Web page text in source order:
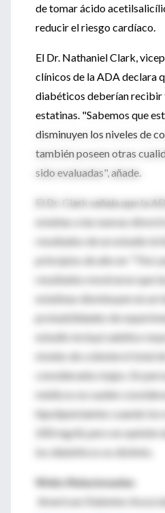
de tomar ácido
reducir el riesgo cardíaco.
El Dr. Nathaniel Clark,
clínicos de la ADA declara
diabéticos deberían
estatinas. "Sabemos que
disminuyen los niveles de
también poseen otras
sido evaluadas", añade.
El Dr. Clark señala que la
estatias a las nuevas
resultados de un estudio
principios de año en "The
resultados mostraron que
estatinas disminuyen en un
probabilidades de
estudio incluyó adultos
niveles de colesterol total
considerados bajos. En
médicos no suelen
hipolipemiantes cuando los
200 mg/dl, pero en opinión
los diabéticos es distinto.
Webs Relacionadas
American Diabetes